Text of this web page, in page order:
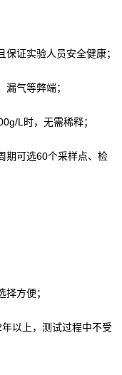
证实验人员安全健康；
气等弊端；
L时，无需稀释；
期可选60个采样点、检
方便；
以上，测试过程中不受